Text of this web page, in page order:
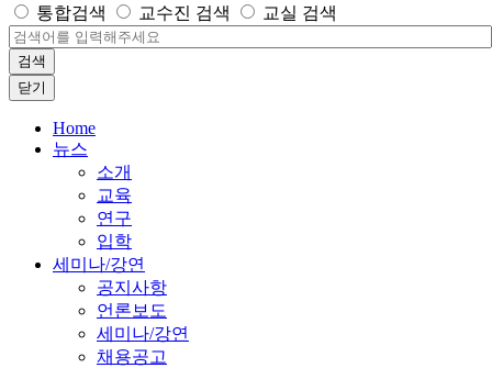
통합검색 교수진 검색 교실 검색
검색
닫기
Home
뉴스
소개
교육
연구
입학
세미나/강연
공지사항
언론보도
세미나/강연
채용공고